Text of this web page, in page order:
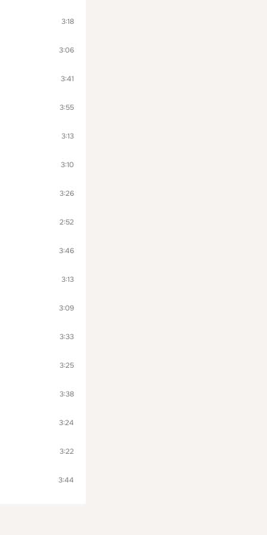
3:18
3:06
3:41
3:55
3:13
3:10
3:26
2:52
3:46
3:13
3:09
3:33
3:25
3:38
3:24
3:22
3:44